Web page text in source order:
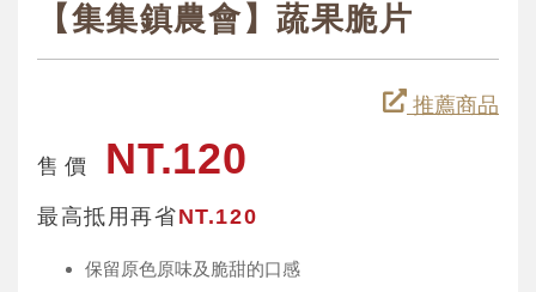
【集集鎮農會】蔬果脆片
推薦商品
售 價 NT.120
最高抵用再省NT.120
保留原色原味及脆甜的口感